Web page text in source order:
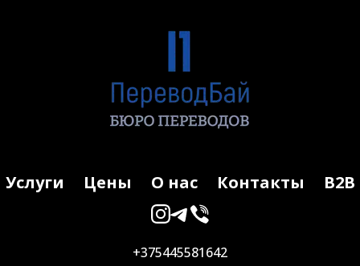
Услуги Цены О нас Контакты B2B
+375445581642